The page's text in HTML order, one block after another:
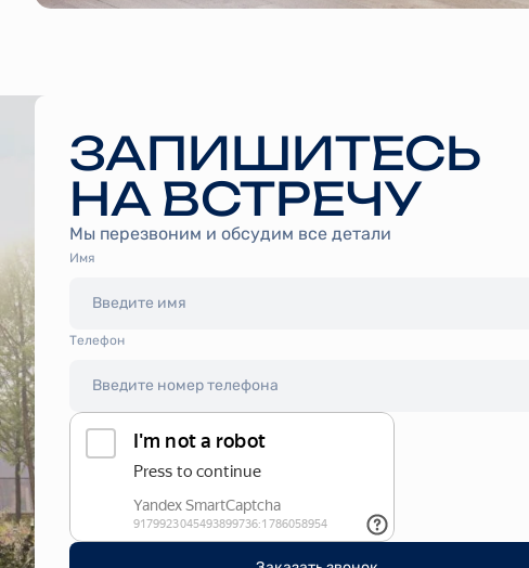
ЗАПИШИТЕСЬ
НА ВСТРЕЧУ
Мы перезвоним и обсудим все детали
Имя
Tелефон